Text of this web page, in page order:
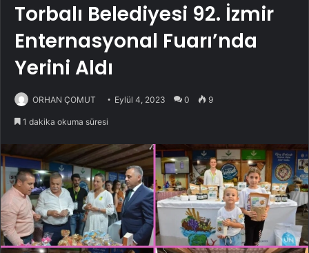
Torbalı Belediyesi 92. İzmir
Enternasyonal Fuarı’nda
Yerini Aldı
ORHAN ÇOMUT Eylül 4, 2023 0 9
1 dakika okuma süresi